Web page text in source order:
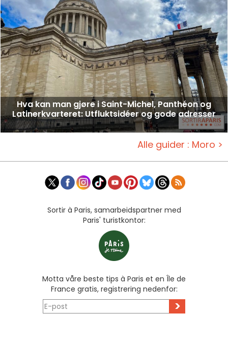
Hva kan man gjøre i Saint-Michel, Panthéon og
Latinerkvarteret: Utfluktsidéer og gode adresser
Alle guider : Moro >
Sortir à Paris, samarbeidspartner med
Paris' turistkontor:
Motta våre beste tips à Paris et en Île de
France gratis, registrering nedenfor:
>